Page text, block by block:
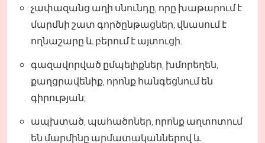
չափազանց աղի սնունդը, որը խաթարում է
մարմնի շատ գործընթացներ, վնասում է
ողնաշարը և բերում է այտուցի.
գազավորված ըմպելիքներ, խմորեղեն,
քաղցրավենիք, որոնք հանգեցնում են
գիրության;
ապխտած, պահածոներ, որոնք աղտոտում
են մարմինը արմատականներով և